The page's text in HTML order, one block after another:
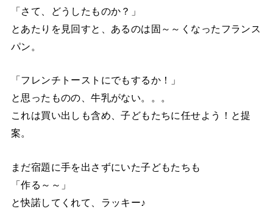
「さて、どうしたものか？」
とあたりを見回すと、あるのは固～～くなったフランス
パン。
「フレンチトーストにでもするか！」
と思ったものの、牛乳がない。。。
これは買い出しも含め、子どもたちに任せよう！と提
案。
まだ宿題に手を出さずにいた子どもたちも
「作る～～」
と快諾してくれて、ラッキー♪